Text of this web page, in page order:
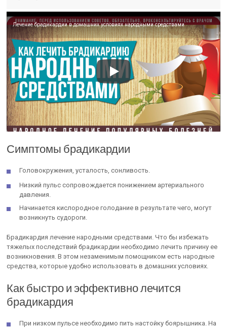
Лечение брадикардии в домашних условиях народными средствами
Симптомы брадикардии
Головокружения, усталость, сонливость.
Низкий пульс сопровождается понижением артериального
давления.
Начинается кислородное голодание в результате чего, могут
возникнуть судороги.
Брадикардия лечение народными средствами. Что бы избежать
тяжелых последствий брадикардии необходимо лечить причину ее
возникновения. В этом незаменимым помощником есть народные
средства, которые удобно использовать в домашних условиях.
Как быстро и эффективно лечится
брадикардия
При низком пульсе необходимо пить настойку боярышника. На